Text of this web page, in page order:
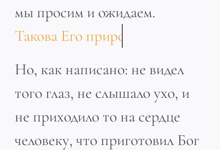
мы просим и ожидаем.
Но, как написано: не видел
того глаз, не слышало ухо, и
не приходило то на сердце
человеку, что приготовил Бог
любящим Его»